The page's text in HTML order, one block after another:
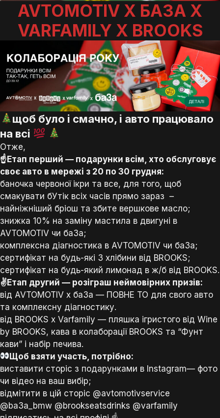
AVTOMOTIV Х БА3А Х
VARFAMILY X BROOKS
щоб було і смачно, і авто працювало
на всі
Отже,
☝️Етап перший — подарунки всім, хто обслуговує
своє авто в мережі з 20 по 30 грудня:
баночка червоної ікри та все, для того, щоб
смакувати бУтік всіх часів прямо зараз –
найніжніший бріош та збите вершкове масло;
знижка 10% на заміну мастила в двигуні в
AVTOMOTIV чи ба3а;
комплексна діагностика в AVTOMOTIV чи ба3а;
сертифікат на будь-які 3 хлібини від BROOKS;
сертифікат на будь-який лимонад в ж/б від BROOKS.
✌️Етап другий — розіграш неймовірних призів:
від AVTOMOTIV х ба3а — ПОВНЕ ТО для свого авто
та комплексну діагностику.
від BROOKS х Varfamily — пляшка ігристого від Wine
by BROOKS, кава в колаборації BROOKS та “Фунт
кави” і набір печива.
Щоб взяти участь, потрібно:
виставити сторіс з подарунками в Instagram— фото
чи відео на ваш вибір;
відмітити в цій сторіс @avtomotivservice
@ba3a_bmw @brookseatsdrinks @varfamily